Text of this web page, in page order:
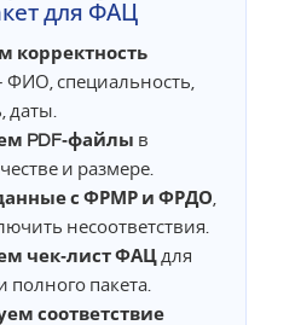
для ФАЦ
корректность
специальность,
даты.
PDF‑файлы в
и размере.
с ФРМР и ФРДО
несоответствия.
чек‑лист ФАЦ для
полного пакета.
соответствие